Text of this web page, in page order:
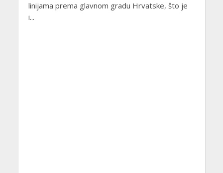
linijama prema glavnom gradu Hrvatske, što je
i...